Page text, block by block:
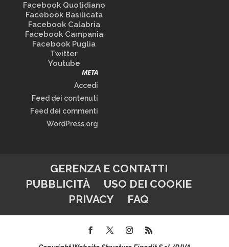
Facebook Quotidiano
Facebook Basilicata
Facebook Calabria
Facebook Campania
Facebook Puglia
Twitter
Youtube
META
Accedi
Feed dei contenuti
Feed dei commenti
WordPress.org
GERENZA E CONTATTI
PUBBLICITÀ
USO DEI COOKIE
PRIVACY
FAQ